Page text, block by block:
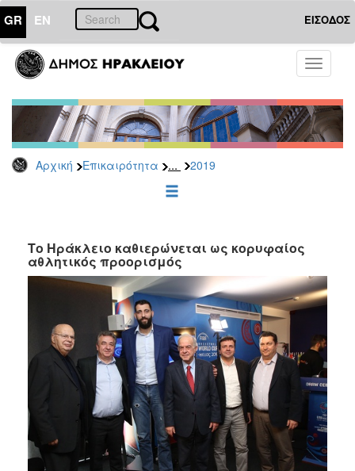
GR EN ΕΙΣΟΔΟΣ
Toggle
Αρχική Επικαιρότητα ... 2019
ΕΠΙΚΑΙΡΟΤΗΤΑ
Τύπου
Αρχείο
2026
2025
2022
2021
2018
2017
2016
2015
2012
Το Ηράκλειο καθιερώνεται ως κορυφαίος
αθλητικός προορισμός